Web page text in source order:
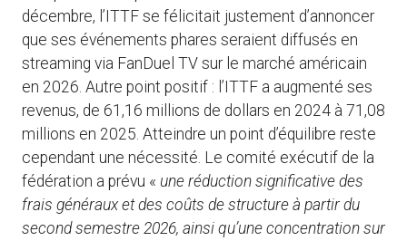
décembre, l’ITTF se félicitait justement d’annoncer
que ses événements phares seraient diffusés en
streaming via FanDuel TV sur le marché américain
en 2026. Autre point positif : l’ITTF a augmenté ses
revenus, de 61,16 millions de dollars en 2024 à 71,08
millions en 2025. Atteindre un point d’équilibre reste
cependant une nécessité. Le comité exécutif de la
fédération a prévu « une réduction significative des
frais généraux et des coûts de structure à partir du
second semestre 2026, ainsi qu’une concentration sur